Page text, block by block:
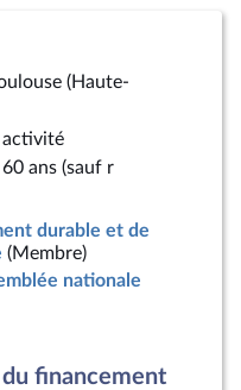
(Haute-
activité
ans (sauf r
durable et de
(Membre)
nationale
financement